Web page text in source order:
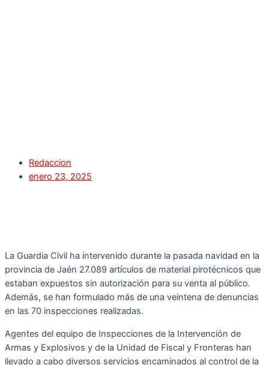
Redaccion
enero 23, 2025
La Guardia Civil ha intervenido durante la pasada navidad en la
provincia de Jaén 27.089 artículos de material pirotécnicos que
estaban expuestos sin autorización para su venta al público.
Además, se han formulado más de una veintena de denuncias
en las 70 inspecciones realizadas.
Agentes del equipo de Inspecciones de la Intervención de
Armas y Explosivos y de la Unidad de Fiscal y Fronteras han
llevado a cabo diversos servicios encaminados al control de la